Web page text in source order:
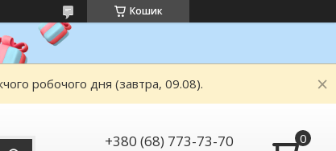
Кошик
робочого дня (завтра, 09.08).
+380 (68) 773-73-70